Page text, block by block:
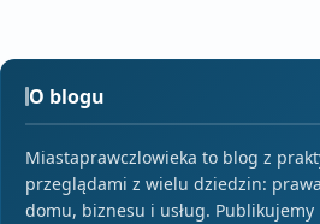
O blogu
Miastaprawczlowieka to blog z
przeglądami z wielu dziedzin:
domu, biznesu i usług.